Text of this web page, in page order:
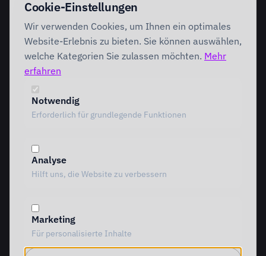
Förderung
INTERVENTION
AI Intervention
AI Governance
Foundation
Performing
Branchenlösungen
Special Governance
AI Canvas
TRIARDIS-Methode
KI-Werkstatt
KI-Glossar
Cookie-Einstellungen
Wir verwenden Cookies, um Ihnen ein optimales
Website-Erlebnis zu bieten. Sie können auswählen,
welche Kategorien Sie zulassen möchten. Mehr
erfahren
Notwendig
Erforderlich für grundlegende Funktionen
Analyse
Hilft uns, die Website zu verbessern
Marketing
Für personalisierte Inhalte